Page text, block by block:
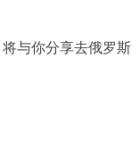
与你分享去俄罗斯